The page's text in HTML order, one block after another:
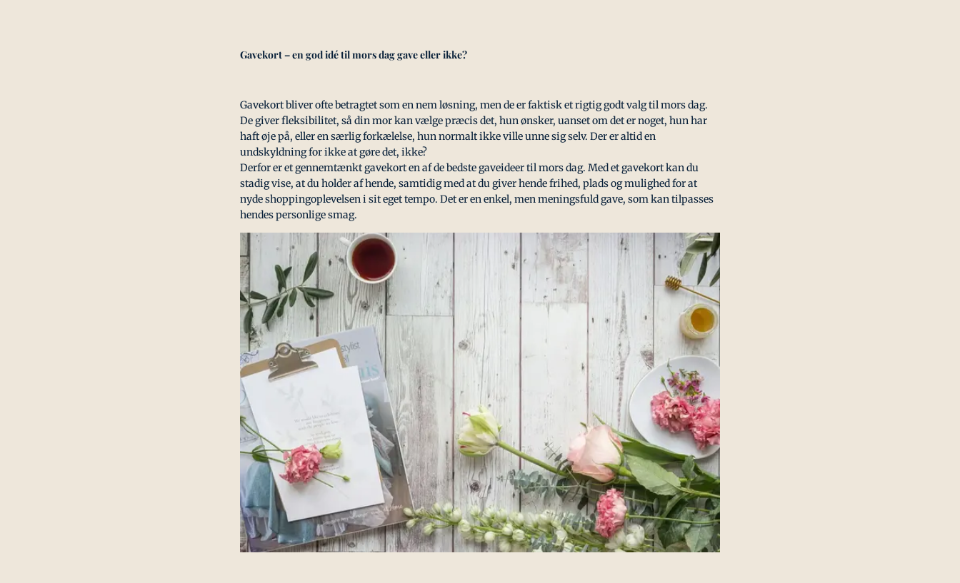
Gavekort – en god idé til mors dag gave eller ikke?
Gavekort bliver ofte betragtet som en nem løsning, men de er faktisk et rigtig godt valg til mors dag.
De giver fleksibilitet, så din mor kan vælge præcis det, hun ønsker, uanset om det er noget, hun har
haft øje på, eller en særlig forkælelse, hun normalt ikke ville unne sig selv. Der er altid en
undskyldning for ikke at gøre det, ikke?
Derfor er et gennemtænkt gavekort en af de bedste gaveideer til mors dag. Med et gavekort kan du
stadig vise, at du holder af hende, samtidig med at du giver hende frihed, plads og mulighed for at
nyde shoppingoplevelsen i sit eget tempo. Det er en enkel, men meningsfuld gave, som kan tilpasses
hendes personlige smag.